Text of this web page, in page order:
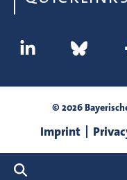
search
© 2026
Imprint